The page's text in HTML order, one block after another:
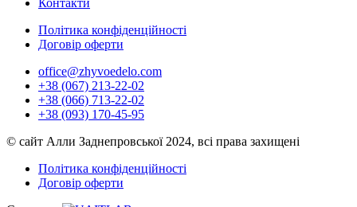
Політика конфіденційності
Договір оферти
office@zhyvoedelo.com
+38 (067) 213-22-02
+38 (066) 713-22-02
+38 (093) 170-45-95
© сайт Алли Заднепровської 2024, всі права захищені
Політика конфіденційності
Договір оферти